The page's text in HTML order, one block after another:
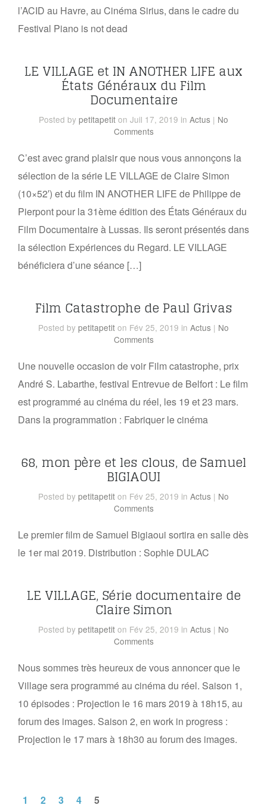
l’ACID au Havre, au Cinéma Sirius, dans le cadre du
Festival Piano is not dead
LE VILLAGE et IN ANOTHER LIFE aux
États Généraux du Film
Documentaire
Posted by petitapetit on Juil 17, 2019 in Actus | No
Comments
C’est avec grand plaisir que nous vous annonçons la
sélection de la série LE VILLAGE de Claire Simon
(10×52′) et du film IN ANOTHER LIFE de Philippe de
Pierpont pour la 31ème édition des États Généraux du
Film Documentaire à Lussas. Ils seront présentés dans
la sélection Expériences du Regard. LE VILLAGE
bénéficiera d’une séance […]
Film Catastrophe de Paul Grivas
Posted by petitapetit on Fév 25, 2019 in Actus | No
Comments
Une nouvelle occasion de voir Film catastrophe, prix
André S. Labarthe, festival Entrevue de Belfort : Le film
est programmé au cinéma du réel, les 19 et 23 mars.
Dans la programmation : Fabriquer le cinéma
68, mon père et les clous, de Samuel
BIGIAOUI
Posted by petitapetit on Fév 25, 2019 in Actus | No
Comments
Le premier film de Samuel Bigiaoui sortira en salle dès
le 1er mai 2019. Distribution : Sophie DULAC
LE VILLAGE, Série documentaire de
Claire Simon
Posted by petitapetit on Fév 25, 2019 in Actus | No
Comments
Nous sommes très heureux de vous annoncer que le
Village sera programmé au cinéma du réel. Saison 1,
10 épisodes : Projection le 16 mars 2019 à 18h15, au
forum des images. Saison 2, en work in progress :
Projection le 17 mars à 18h30 au forum des images.
1 2 3 4 5